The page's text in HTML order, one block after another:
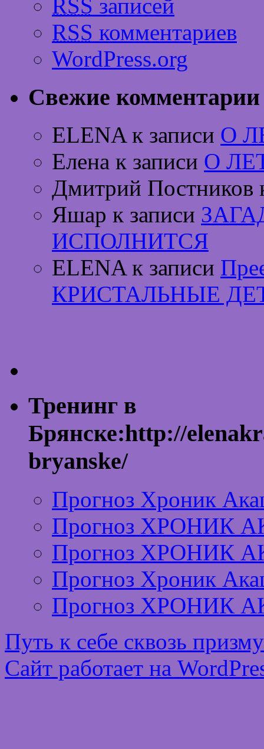
RSS записей
RSS комментариев
WordPress.org
Свежие комментарии
ELENA к записи О
Елена к записи О
Дмитрий Постников
Яшар к записи
ИСПОЛНИТСЯ
ELENA к записи
КРИСТАЛЬНЫЕ
Тренинг в
Брянске:http://
bryanske/
Прогноз Хроник
Прогноз ХРОНИК
Прогноз ХРОНИК
Прогноз Хроник
Прогноз ХРОНИК
Путь к себе сквозь
Сайт работает на